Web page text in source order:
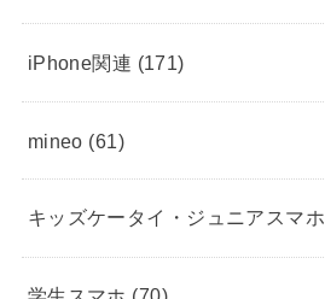
iPhone関連 (171)
mineo (61)
キッズケータイ・ジュニアスマホ